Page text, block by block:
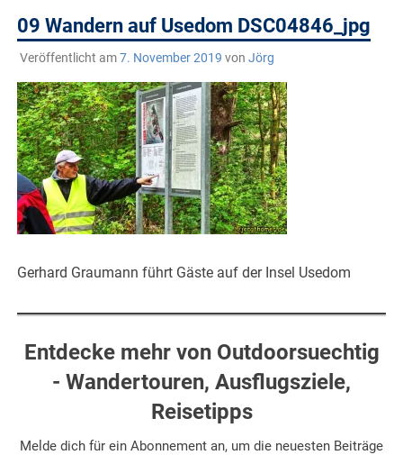
09 Wandern auf Usedom DSC04846_jpg
Veröffentlicht am7. November 2019 von Jörg
Gerhard Graumann führt Gäste auf der Insel Usedom
Entdecke mehr von Outdoorsuechtig
- Wandertouren, Ausflugsziele,
Reisetipps
Melde dich für ein Abonnement an, um die neuesten Beiträge